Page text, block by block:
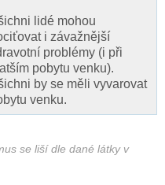
lidé mohou
i závažnější
problémy (i při
pobytu venku).
by se měli vyvarovat
venku.
se liší dle dané látky v